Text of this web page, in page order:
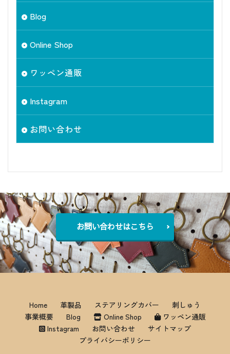
Blog
Online Shop
ワッペン通販
Instagram
お問い合わせ
お問い合わせはこちら
Home 革製品 ステアリングカバー
刺しゅう
事業概要
Blog Online Shop
ワッペン通販
Instagram
お問い合わせ
サイトマップ
プライバシーポリシー